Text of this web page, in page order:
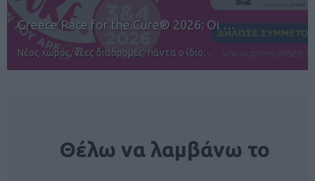
12ος TUI Rhodes Marathon: Άνοιγμα ε…
Αγώνες για όλους στην Ρόδο
Θέλω να λαμβάνω το